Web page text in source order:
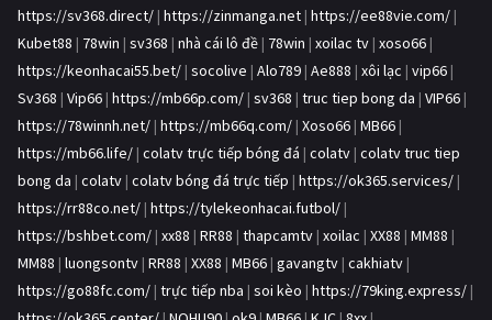
https://sv368.direct/ | https://zinmanga.net | https://ee88vie.com/ |
Kubet88 | 78win | sv368 | nhà cái lô đề | 78win | xoilac tv | xoso66 |
https://keonhacai55.bet/ | socolive | Alo789 | Ae888 | xôi lạc | vip66 |
Sv368 | Vip66 | https://mb66p.com/ | sv368 | truc tiep bong da | VIP66 |
https://78winnh.net/ | https://mb66q.com/ | Xoso66 | MB66 |
https://mb66.life/ | colatv trực tiếp bóng đá | colatv | colatv truc tiep
bong da | colatv | colatv bóng đá trực tiếp | https://ok365.services/ |
https://rr88co.net/ | https://tylekeonhacai.futbol/ |
https://bshbet.com/ | xx88 | RR88 | thapcamtv | xoilac | XX88 | MM88 |
MM88 | luongsontv | RR88 | XX88 | MB66 | gavangtv | cakhiatv |
https://go88fc.com/ | trực tiếp nba | soi kèo | https://79king.express/ |